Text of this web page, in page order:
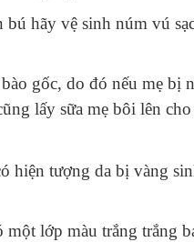
hãy vệ sinh núm vú
bào gốc, do đó nếu mẹ
lấy sữa mẹ bôi lên
hiện tượng da bị vàng
lớp màu trắng trắng